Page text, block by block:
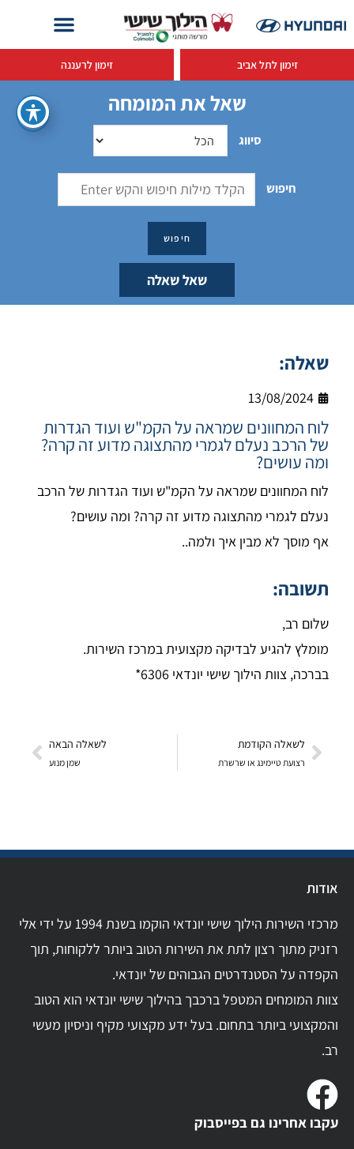
זימון לתל אביב זימון לרעננה
שאל את המומחה
סיווג
חיפוש
שאל שאלה
שאלה:
13/08/2024
לוח המחוונים שמראה על הקמ"ש ועוד הגדרות
של הרכב נעלם לגמרי מהתצוגה מדוע זה קרה?
ומה עושים?
לוח המחוונים שמראה על הקמ"ש ועוד הגדרות של הרכב
נעלם לגמרי מהתצוגה מדוע זה קרה? ומה עושים?
אף מוסך לא מבין איך ולמה..
תשובה:
שלום רב,
מומלץ להגיע לבדיקה מקצועית במרכז השירות.
בברכה, צוות הילוך שישי יונדאי 6306*
לשאלה הקודמת
רצועת טיימינג או שרשרת
לשאלה הבאה
שמן מנוע
אודות
מרכזי השירות הילוך שישי יונדאי הוקמו בשנת 1994 על ידי אלי
רזניק מתוך רצון לתת את השירות הטוב ביותר ללקוחות, תוך
הקפדה על הסטנדרטים הגבוהים של יונדאי.
צוות המומחים המטפל ברכבך בהילוך שישי יונדאי הוא הטוב
והמקצועי ביותר בתחום. בעל ידע מקצועי מקיף וניסיון מעשי
רב.
עקבו אחרינו גם בפייסבוק